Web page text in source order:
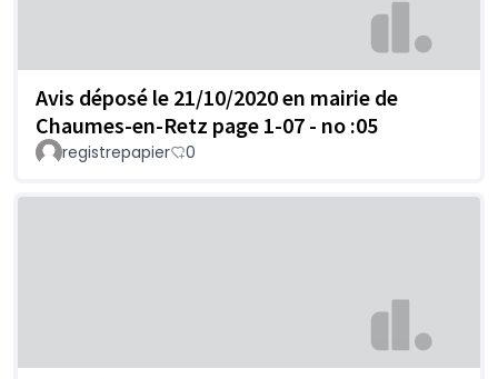
Avis déposé le 21/10/2020 en mairie de
Chaumes-en-Retz page 1-07 - no :05
registrepapier 0